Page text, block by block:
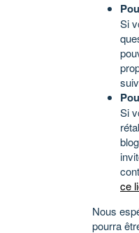
Si
Si
ce
Nous
pourra